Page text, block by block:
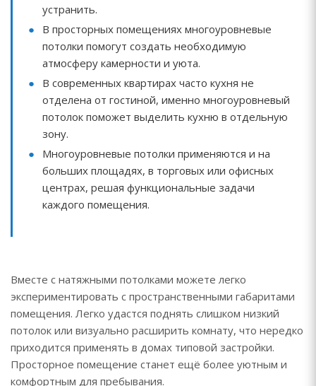
устранить.
В просторных помещениях многоуровневые
потолки помогут создать необходимую
атмосферу камерности и уюта.
В современных квартирах часто кухня не
отделена от гостиной, именно многоуровневый
потолок поможет выделить кухню в отдельную
зону.
Многоуровневые потолки применяются и на
больших площадях, в торговых или офисных
центрах, решая функциональные задачи
каждого помещения.
Вместе с натяжными потолками можете легко
экспериментировать с пространственными габаритами
помещения. Легко удастся поднять слишком низкий
потолок или визуально расширить комнату, что нередко
приходится применять в домах типовой застройки.
Просторное помещение станет ещё более уютным и
комфортным для пребывания.